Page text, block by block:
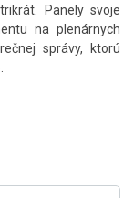
Panely svoje
na plenárnych
správy, ktorú